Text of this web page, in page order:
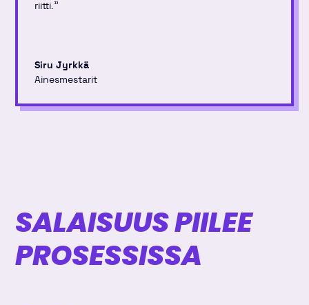
riitti."
Siru Jyrkkä
Ainesmestarit
SALAISUUS PIILEE
PROSESSISSA